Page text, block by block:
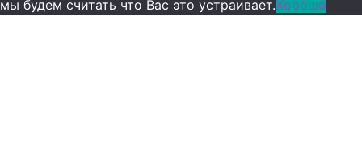
мы будем считать что Вас это устраивает.Хорошо